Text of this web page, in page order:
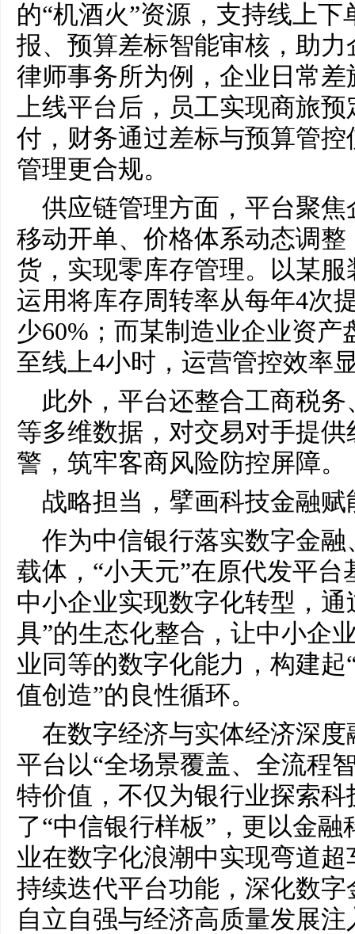
的“机酒火”资源，支持线上
报、预算差标智能审核，助
律师事务所为例，企业日常
上线平台后，员工实现商旅
付，财务通过差标与预算管
管理更合规。
供应链管理方面，平台聚
移动开单、价格体系动态调
货，实现零库存管理。以某
运用将库存周转率从每年4次
少60%；而某制造业企业资
至线上4小时，运营管控效率
此外，平台还整合工商税
等多维数据，对交易对手提
警，筑牢客商风险防控屏障。
战略担当，擘画科技金融赋
作为中信银行落实数字金
载体，“小天元”在原代发平
中小企业实现数字化转型，
具”的生态化整合，让中小企
业同等的数字化能力，构建
值创造”的良性循环。
在数字经济与实体经济深
平台以“全场景覆盖、全流程
特价值，不仅为银行业探索
了“中信银行样板”，更以金
业在数字化浪潮中实现弯道
持续迭代平台功能，深化数
自立自强与经济高质量发展